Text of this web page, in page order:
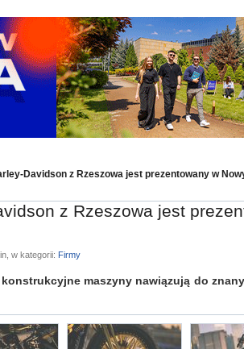
Davidson z Rzeszowa jest prezentowany w
z Rzeszowa jest
w kategorii: Firmy
konstrukcyjne maszyny nawiązują do